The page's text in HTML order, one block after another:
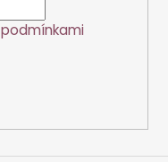
podmínkami